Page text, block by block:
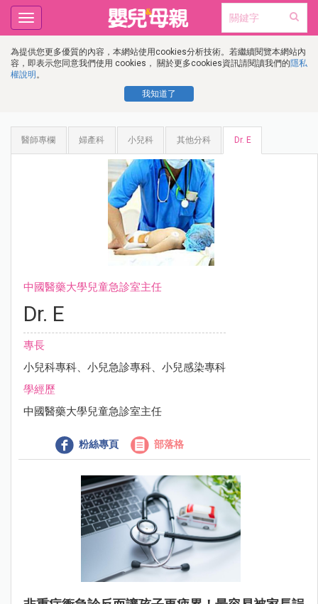
為提供您更多優質的內容，本網站使用cookies分析技術。若繼續閱覽本網站內
容，即表示您同意我們使用 cookies， 關於更多cookies資訊請閱讀我們的隱私
權說明 。
我知道了
Toggle
navigation
醫師專欄 婦產科 小兒科 其他分科 Dr. E
中國醫藥大學兒童急診室主任
Dr. E
專長
小兒科專科、小兒急診專科、小兒感染專科
學經歷
中國醫藥大學兒童急診室主任
粉絲專頁 部落格